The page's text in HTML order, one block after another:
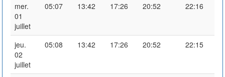
mer.
01
juillet
05:07 13:42 17:26 20:52 22:16
jeu.
02
juillet
05:08 13:42 17:26 20:52 22:15